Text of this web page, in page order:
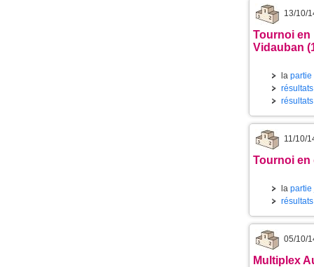
13/10/
Tournoi en
Vidauban
la partie
11/10/
Tournoi en
la partie
05/10/
Multiplex